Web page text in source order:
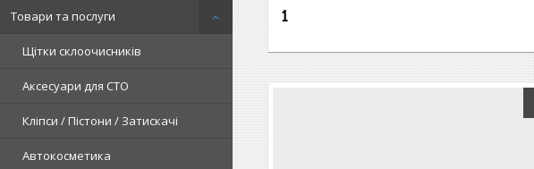
Товари та послуги
Щітки склоочисників
Аксесуари для СТО
Кліпси / Пістони / Затискачі
Автокосметика
1